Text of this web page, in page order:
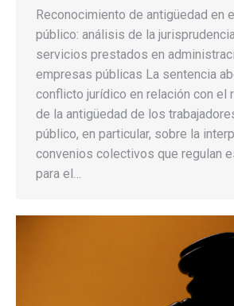
Reconocimiento de antigüedad en
público: análisis de la
servicios prestados en
empresas públicas La sentencia
conflicto jurídico en relación con el
de la antigüedad de los
público, en particular, sobre la
convenios colectivos que regulan
para el…